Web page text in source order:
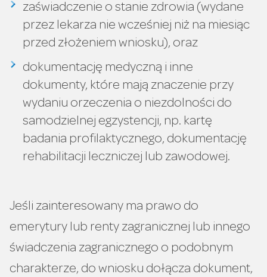
zaświadczenie o stanie zdrowia (wydane
przez lekarza nie wcześniej niż na miesiąc
przed złożeniem wniosku), oraz
dokumentację medyczną i inne
dokumenty, które mają znaczenie przy
wydaniu orzeczenia o niezdolności do
samodzielnej egzystencji, np. kartę
badania profilaktycznego, dokumentację
rehabilitacji leczniczej lub zawodowej.
Jeśli zainteresowany ma prawo do
emerytury lub renty zagranicznej lub innego
świadczenia zagranicznego o podobnym
charakterze, do wniosku dołącza dokument,